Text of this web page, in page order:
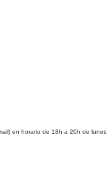
en horario de 18h a 20h de